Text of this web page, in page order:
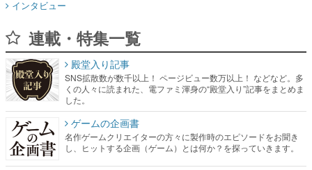
インタビュー
連載・特集一覧
殿堂入り記事
SNS拡散数が数千以上！ ページビュー数万以上！ などなど。多
くの人々に読まれた、電ファミ渾身の“殿堂入り”記事をまとめま
した。
ゲームの企画書
名作ゲームクリエイターの方々に製作時のエピソードをお聞き
し、ヒットする企画（ゲーム）とは何か？を探っていきます。